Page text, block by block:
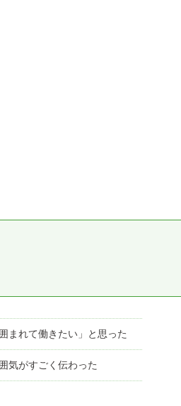
まれて働きたい」と思った
気がすごく伝わった